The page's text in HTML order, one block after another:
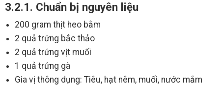
3.2.1. Chuẩn bị nguyên liệu
200 gram thịt heo bằm
2 quả trứng bắc thảo
2 quả trứng vịt muối
1 quả trứng gà
Gia vị thông dụng: Tiêu, hạt nêm, muối, nước mắm